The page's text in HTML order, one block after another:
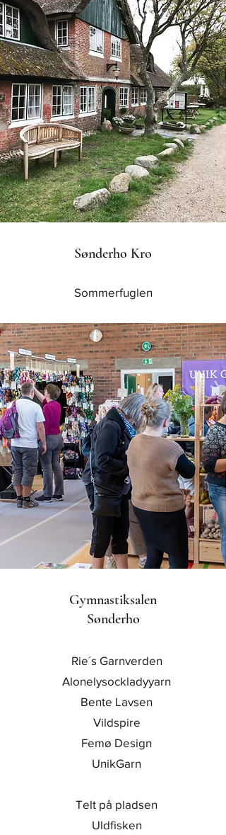
Gymnastiksalen
Sønderho
Rie´s Garnverden
Alonelysockladyyarn
Bente Lavsen
Vildspire
Femø Design
UnikGarn
Telt på pladsen
Uldfisken
Sønderho Kro
Sommerfuglen